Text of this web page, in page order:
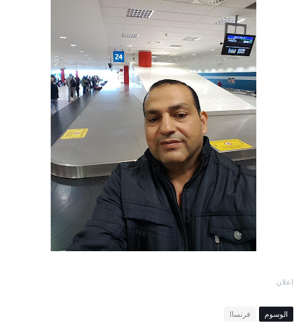
اعلان
الوسوم فرنساا